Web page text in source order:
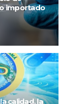
importado
calidad, la